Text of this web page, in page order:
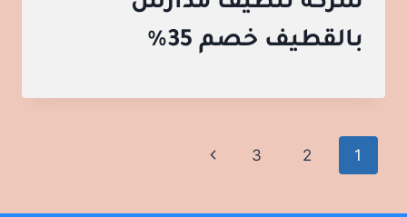
بالقطيف خصم 35%
تنقل
1
2
3
الصفحة